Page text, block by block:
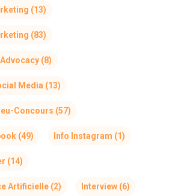
(13)
(83)
(8)
Media (13)
Concours (57)
(49) Info Instagram (1)
(14)
Artificielle (2) Interview (6)